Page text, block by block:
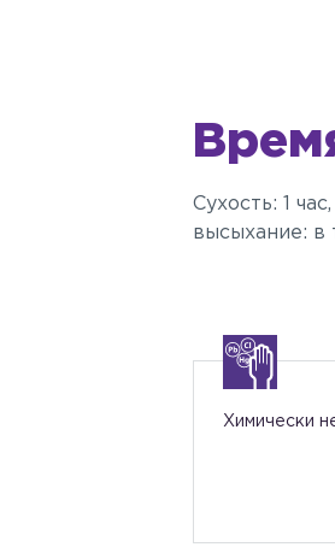
Сухость: 1
высыхание: в
Химически